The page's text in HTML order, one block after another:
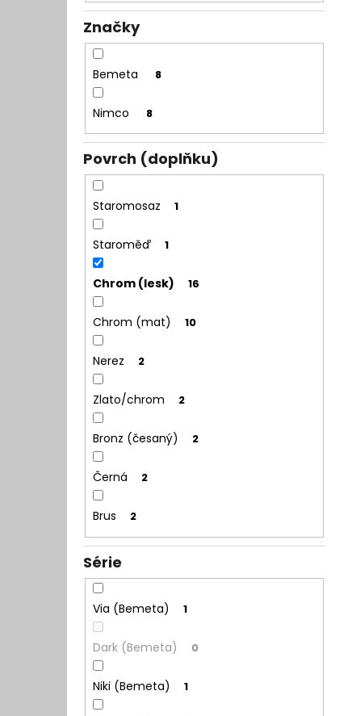
Značky
Bemeta 8
Nimco 8
Povrch (doplňku)
Staromosaz 1
Staroměď 1
Chrom (lesk) 16
Chrom (mat) 10
Nerez 2
Zlato/chrom 2
Bronz (česaný) 2
Černá 2
Brus 2
Série
Via (Bemeta) 1
Dark (Bemeta) 0
Niki (Bemeta) 1